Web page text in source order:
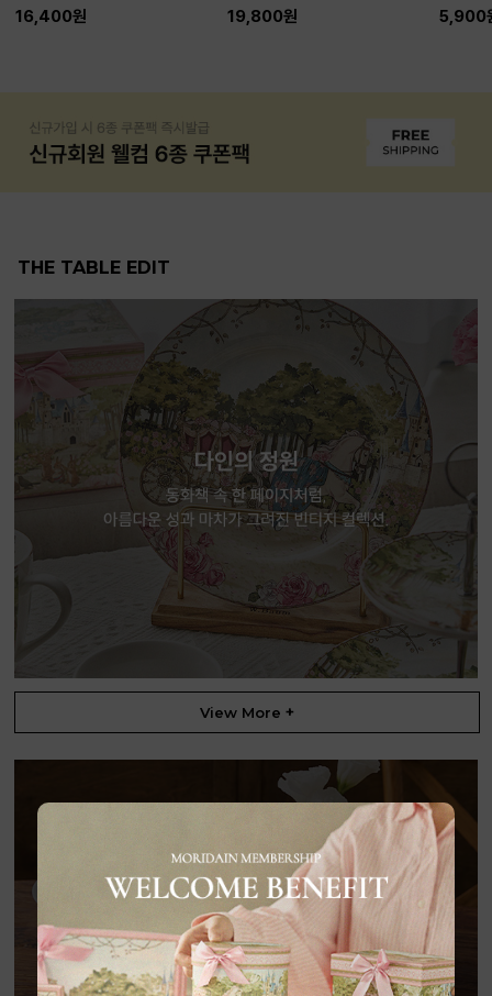
16,400원 19,800원 5,900
THE TABLE EDIT
View More +